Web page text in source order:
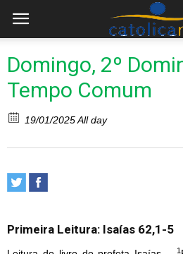
Domingo, 2º
Tempo Comum
19/01/2025 All day
Primeira Leitura: Isaías 62,1-5
1